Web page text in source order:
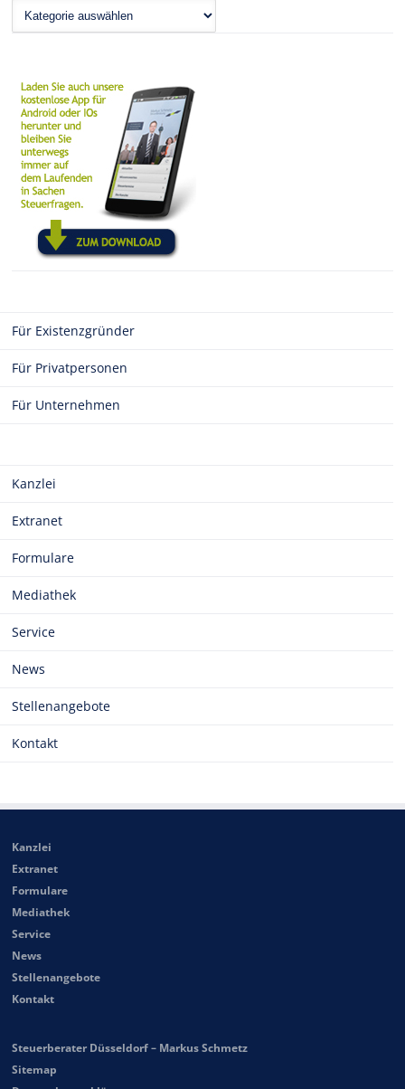
News
Für Existenzgründer
Für Privatpersonen
Für Unternehmen
Kanzlei
Extranet
Formulare
Mediathek
Service
News
Stellenangebote
Kontakt
Kanzlei
Extranet
Formulare
Mediathek
Service
News
Stellenangebote
Kontakt
Steuerberater Düsseldorf – Markus Schmetz
Sitemap